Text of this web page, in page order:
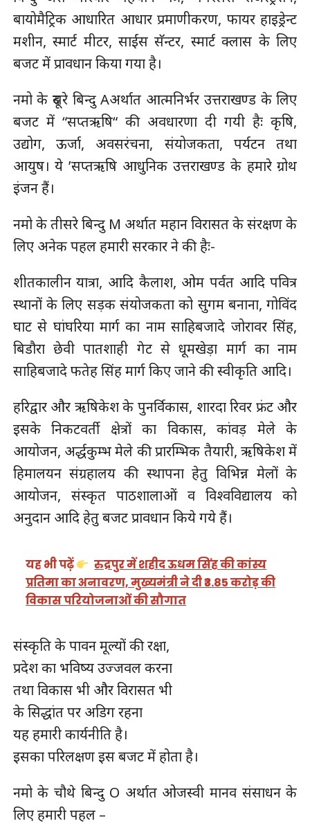
बायोमैट्रिक आधारित आधार प्रमाणीकरण, फायर हाइड्रेन्ट
मशीन, स्मार्ट मीटर, साईंस सॅन्टर, स्मार्ट क्लास के लिए
बजट में प्रावधान किया गया है।
नमो के दूसरे बिन्दु Aअर्थात आत्मनिर्भर उत्तराखण्ड के लिए
बजट में “सप्तऋषि“ की अवधारणा दी गयी हैः कृषि,
उद्योग, ऊर्जा, अवसरंचना, संयोजकता, पर्यटन तथा
आयुष। ये ’सप्तऋषि आधुनिक उत्तराखण्ड के हमारे ग्रोथ
इंजन हैं।
नमो के तीसरे बिन्दु M अर्थात महान विरासत के संरक्षण के
लिए अनेक पहल हमारी सरकार ने की हैः-
शीतकालीन यात्रा, आदि कैलाश, ओम पर्वत आदि पवित्र
स्थानों के लिए सड़क संयोजकता को सुगम बनाना, गोविंद
घाट से घांघरिया मार्ग का नाम साहिबजादे जोरावर सिंह,
बिडौरा छेवी पातशाही गेट से धूमखेड़ा मार्ग का नाम
साहिबजादे फतेह सिंह मार्ग किए जाने की स्वीकृति आदि।
हरिद्वार और ऋषिकेश के पुनर्विकास, शारदा रिवर फ्रंट और
इसके निकटवर्ती क्षेत्रों का विकास, कांवड़ मेले के
आयोजन, अर्द्धकुम्भ मेले की प्रारम्भिक तैयारी, ऋषिकेश में
हिमालयन संग्रहालय की स्थापना हेतु विभिन्न मेलों के
आयोजन, संस्कृत पाठशालाओं व विश्वविद्यालय को
अनुदान आदि हेतु बजट प्रावधान किये गये हैं।
यह भी पढ़ें
रुद्रपुर में शहीद ऊधम सिंह की कांस्य
प्रतिमा का अनावरण, मुख्यमंत्री ने दी ₹3.85 करोड़ की
विकास परियोजनाओं की सौगात
संस्कृति के पावन मूल्यों की रक्षा,
प्रदेश का भविष्य उज्जवल करना
तथा विकास भी और विरासत भी
के सिद्धांत पर अडिग रहना
यह हमारी कार्यनीति है।
इसका परिलक्षण इस बजट में होता है।
नमो के चौथे बिन्दु O अर्थात ओजस्वी मानव संसाधन के
लिए हमारी पहल –